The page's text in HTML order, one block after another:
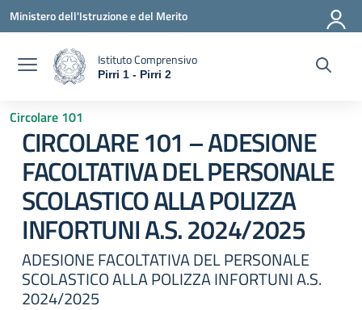
Ministero dell'Istruzione e del Merito
Istituto Comprensivo
Pirri 1 - Pirri 2
Circolare 101
CIRCOLARE 101 – ADESIONE
FACOLTATIVA DEL PERSONALE
SCOLASTICO ALLA POLIZZA
INFORTUNI A.S. 2024/2025
ADESIONE FACOLTATIVA DEL PERSONALE
SCOLASTICO ALLA POLIZZA INFORTUNI A.S.
2024/2025